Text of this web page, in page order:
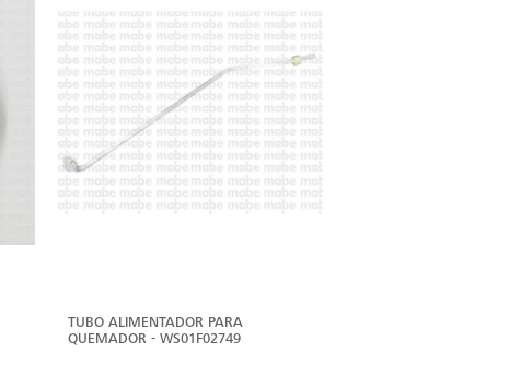
TUBO ALIMENTADOR PARA
QUEMADOR - WS01F02749